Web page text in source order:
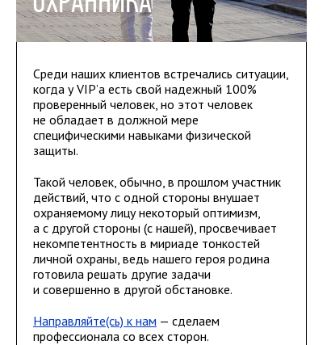
Среди наших клиентов встречались ситуации,
когда у VIP’а есть свой надежный 100%
проверенный человек, но этот человек
не обладает в должной мере
специфическими навыками физической
защиты.
Такой человек, обычно, в прошлом участник
действий, что с одной стороны внушает
охраняемому лицу некоторый оптимизм,
а с другой стороны (с нашей), просвечивает
некомпетентность в мириаде тонкостей
личной охраны, ведь нашего героя родина
готовила решать другие задачи
и совершенно в другой обстановке.
Направляйте(сь) к нам — сделаем
профессионала со всех сторон.